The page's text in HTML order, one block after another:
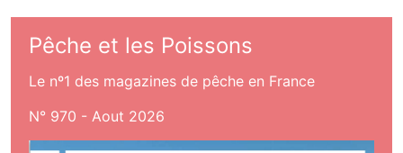
Pêche et les Poissons
Le nº1 des magazines de pêche en France
N° 970 - Aout 2026